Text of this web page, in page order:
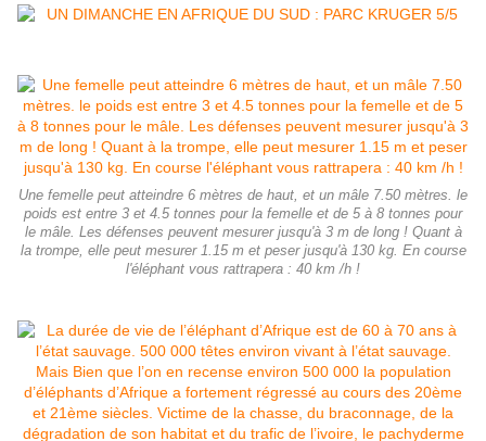
Une femelle peut atteindre 6 mètres de haut, et un mâle 7.50 mètres. le
poids est entre 3 et 4.5 tonnes pour la femelle et de 5 à 8 tonnes pour
le mâle. Les défenses peuvent mesurer jusqu'à 3 m de long ! Quant à
la trompe, elle peut mesurer 1.15 m et peser jusqu'à 130 kg. En course
l'éléphant vous rattrapera : 40 km /h !